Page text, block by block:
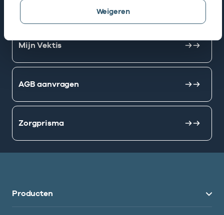
Weigeren
AGB zoeken
Mijn Vektis
AGB aanvragen
Zorgprisma
Producten